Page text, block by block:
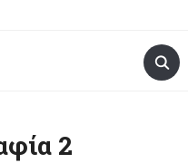
2